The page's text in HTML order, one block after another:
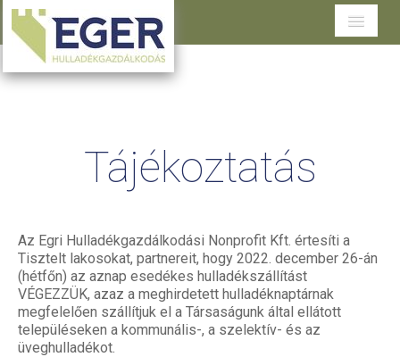
Szolgáltatások területenként
Ügyfélszolgálat
Tájékoztatás
Az Egri Hulladékgazdálkodási Nonprofit Kft. értesíti a
Tisztelt lakosokat, partnereit, hogy 2022. december 26-án
(hétfőn) az aznap esedékes hulladékszállítást
VÉGEZZÜK, azaz a meghirdetett hulladéknaptárnak
megfelelően szállítjuk el a Társaságunk által ellátott
településeken a kommunális-, a szelektív- és az
üveghulladékot.